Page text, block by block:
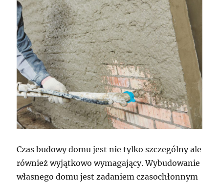
Czas budowy domu jest nie tylko szczególny ale
również wyjątkowo wymagający. Wybudowanie
własnego domu jest zadaniem czasochłonnym